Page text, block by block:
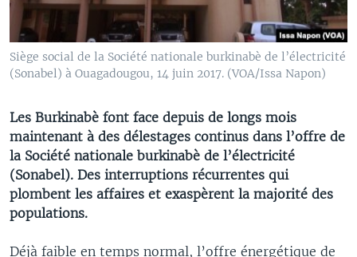
Siège social de la Société nationale burkinabè de l’électricité
(Sonabel) à Ouagadougou, 14 juin 2017. (VOA/Issa Napon)
Les Burkinabè font face depuis de longs mois
maintenant à des délestages continus dans l’offre de
la Société nationale burkinabè de l’électricité
(Sonabel). Des interruptions récurrentes qui
plombent les affaires et exaspèrent la majorité des
populations.
Déjà faible en temps normal, l’offre énergétique de